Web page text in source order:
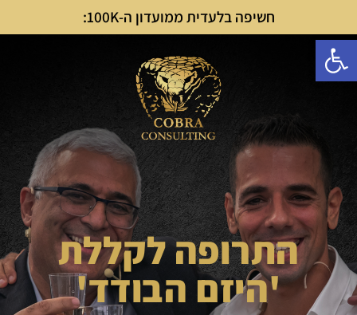
פתח סרגל נגישות
חשיפה בלעדית ממועדון ה-100K:
התרופה לקללת
'היזם הבודד'